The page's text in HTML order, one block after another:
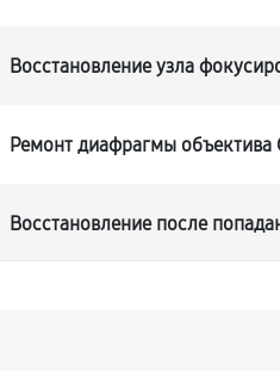
Восстановление узла
Ремонт диафрагмы объектива
Восстановление после